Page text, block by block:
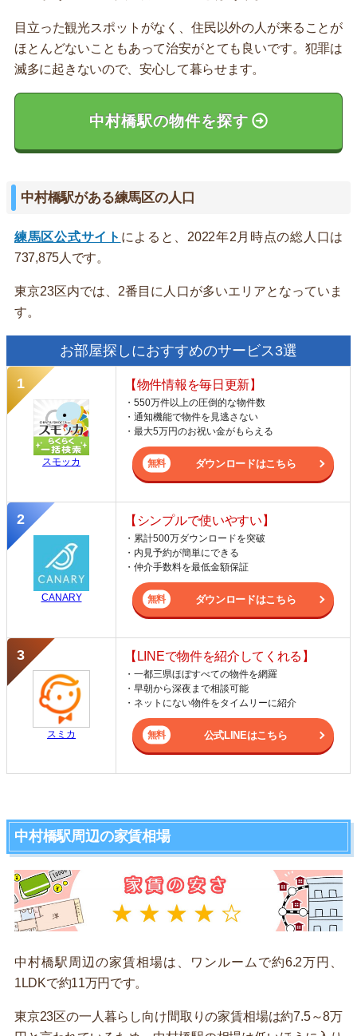
目立った観光スポットがなく、住民以外の人が来ることが
ほとんどないこともあって治安がとても良いです。犯罪は
滅多に起きないので、安心して暮らせます。
中村橋駅の物件を探す
中村橋駅がある練馬区の人口
練馬区公式サイト によると、2022年2月時点の総人口は
737,875人です。
東京23区内では、2番目に人口が多いエリアとなっていま
す。
お部屋探しにおすすめのサービス3選
スモッカ
【物件情報を毎日更新】
・550万件以上の圧倒的な物件数
・通知機能で物件を見逃さない
・最大5万円のお祝い金がもらえる
ダウンロードはこちら
CANARY
【シンプルで使いやすい】
・累計500万ダウンロードを突破
・内見予約が簡単にできる
・仲介手数料を最低金額保証
ダウンロードはこちら
スミカ
【LINEで物件を紹介してくれる】
・一都三県ほぼすべての物件を網羅
・早朝から深夜まで相談可能
・ネットにない物件をタイムリーに紹介
公式LINEはこちら
中村橋駅周辺の家賃相場
中村橋駅周辺の家賃相場は、ワンルームで約6.2万円、
1LDKで約11万円です。
東京23区の一人暮らし向け間取りの家賃相場は約7.5～8万